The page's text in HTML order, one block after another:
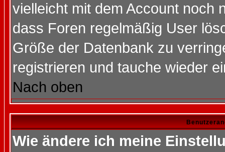
vielleicht mit dem Account noch
dass Foren regelmäßig User
Größe der Datenbank zu
registrieren und tauche wieder
Nach oben
Wie ändere ich meine